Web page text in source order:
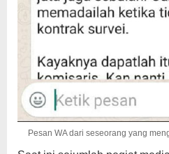
Pesan WA dari seseorang yang